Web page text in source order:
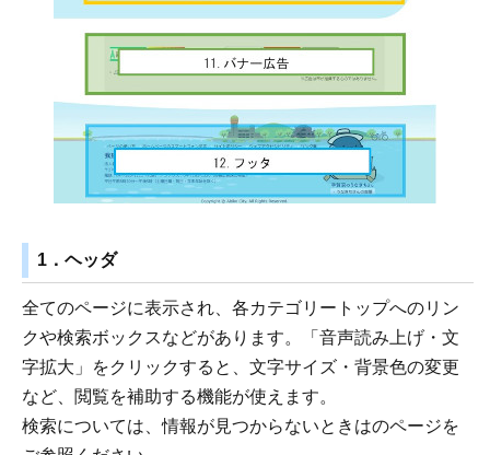
1．ヘッダ
全てのページに表示され、各カテゴリートップへのリン
クや検索ボックスなどがあります。「音声読み上げ・文
字拡大」をクリックすると、文字サイズ・背景色の変更
など、閲覧を補助する機能が使えます。
検索については、情報が見つからないときはのページを